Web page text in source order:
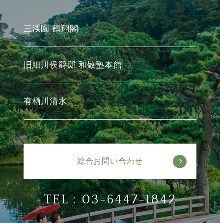
三渓園 鶴翔閣
旧細川侯爵邸 和敬塾本館
有栖川清水
総合お問い合わせ
TEL :03-6447-1842